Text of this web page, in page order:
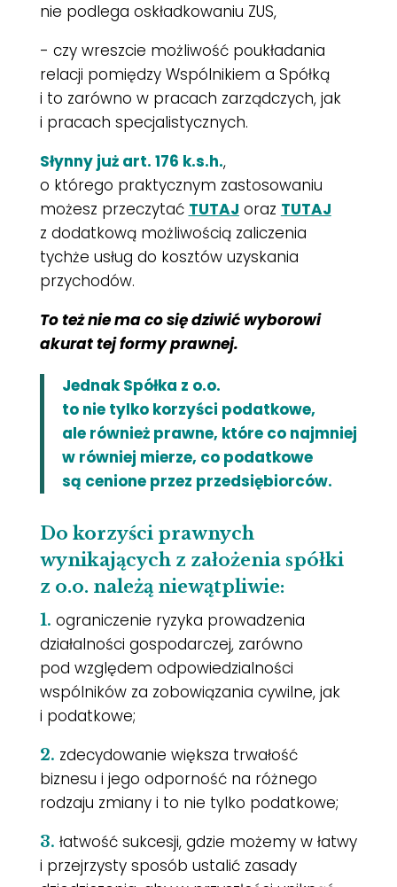
nie podlega oskładkowaniu ZUS,
- czy wreszcie możliwość poukładania
relacji pomiędzy Wspólnikiem a Spółką
i to zarówno w pracach zarządczych, jak
i pracach specjalistycznych.
Słynny już art. 176 k.s.h.,
o którego praktycznym zastosowaniu
możesz przeczytać TUTAJ oraz TUTAJ
z dodatkową możliwością zaliczenia
tychże usług do kosztów uzyskania
przychodów.
To też nie ma co się dziwić wyborowi
akurat tej formy prawnej.
Jednak Spółka z o.o.
to nie tylko korzyści podatkowe,
ale również prawne, które co najmniej
w równiej mierze, co podatkowe
są cenione przez przedsiębiorców.
Do korzyści prawnych
wynikających z założenia spółki
z o.o. należą niewątpliwie:
1. ograniczenie ryzyka prowadzenia
działalności gospodarczej, zarówno
pod względem odpowiedzialności
wspólników za zobowiązania cywilne, jak
i podatkowe;
2. zdecydowanie większa trwałość
biznesu i jego odporność na różnego
rodzaju zmiany i to nie tylko podatkowe;
3. łatwość sukcesji, gdzie możemy w łatwy
i przejrzysty sposób ustalić zasady